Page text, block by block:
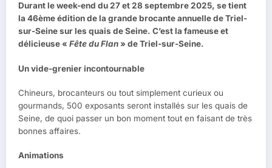
Durant le week-end du 27 et 28 septembre 2025, se tient
la 46ème édition de la grande brocante annuelle de Triel-
sur-Seine sur les quais de Seine. C’est la fameuse et
délicieuse « Fête du Flan » de Triel-sur-Seine.
Un vide-grenier incontournable
Chineurs, brocanteurs ou tout simplement curieux ou
gourmands, 500 exposants seront installés sur les quais de
Seine, de quoi passer un bon moment tout en faisant de très
bonnes affaires.
Animations